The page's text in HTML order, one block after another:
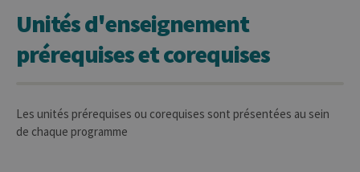
Unités d'enseignement
prérequises et corequises
Les unités prérequises ou corequises sont présentées au sein
de chaque programme